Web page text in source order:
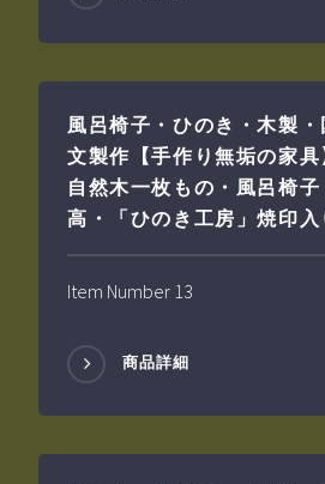
風呂椅子・ひのき・木製
文製作【手作り無垢の家
自然木一枚もの・風呂椅
高・「ひのき工房」焼印入
Item Number 13
商品詳細